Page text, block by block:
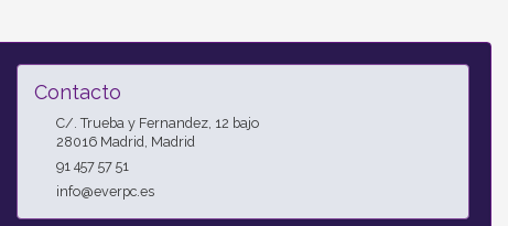
Contacto
C/. Trueba y Fernandez, 12 bajo
28016 Madrid, Madrid
91 457 57 51
info@everpc.es